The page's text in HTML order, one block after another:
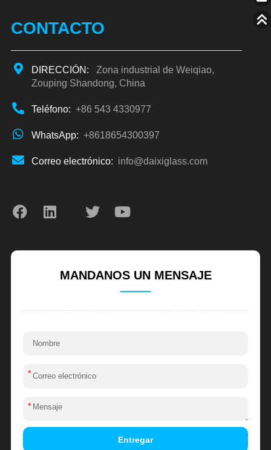
CONTACTO
DIRECCIÓN:
Zona industrial de Weiqiao,
Zouping Shandong, China
Teléfono: +86 543 4330977
WhatsApp: +8618654300397
Correo electrónico: info@daixiglass.com
MANDANOS UN MENSAJE
*
*
Entregar